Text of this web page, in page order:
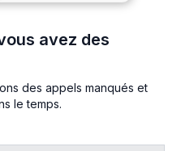
avez des
des appels manqués et
le temps.